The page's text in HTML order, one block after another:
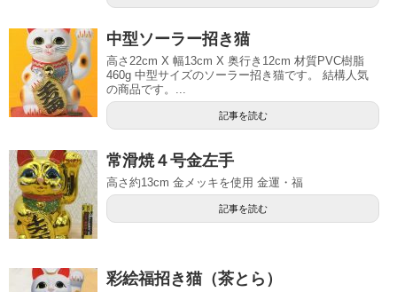
中型ソーラー招き猫
高さ22cm X 幅13cm X 奥行き12cm 材質PVC樹脂
460g 中型サイズのソーラー招き猫です。 結構人気
の商品です。...
記事を読む
常滑焼４号金左手
高さ約13cm 金メッキを使用 金運・福
記事を読む
彩絵福招き猫（茶とら）